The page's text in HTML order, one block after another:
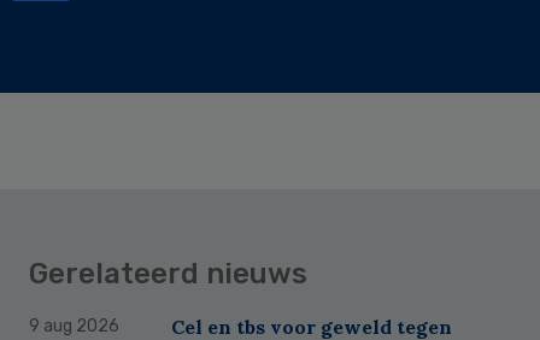
Gerelateerd nieuws
9 aug 2026
Cel en tbs voor geweld tegen